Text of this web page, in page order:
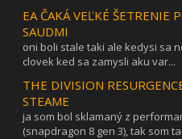
EA ČAKÁ VEĽKÉ ŠETRENIE
SAUDMI
oni boli stale taki ale kedysi sa
clovek ked sa zamysli aku var...
THE DIVISION
STEAME
ja som bol sklamaný z
(snapdragon 8 gen 3), tak som